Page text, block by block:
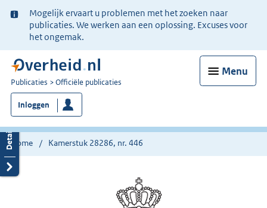
Ter
informatie:
Mogelijk ervaart u problemen met het zoeken naar
publicaties. We werken aan een oplossing. Excuses voor
het ongemak.
Menu
U
bent
nu
hier:
Publicaties Officiële publicaties
Inloggen
Home Kamerstuk 28286, nr. 446